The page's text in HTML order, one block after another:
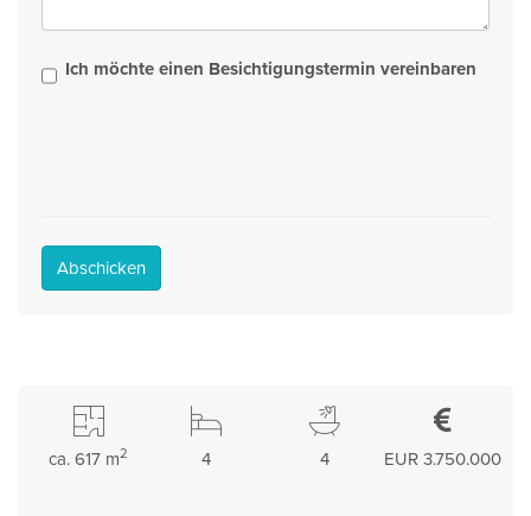
Ich möchte einen Besichtigungstermin vereinbaren
Abschicken
EUR 3.750.000
4
4
ca. 617 m2